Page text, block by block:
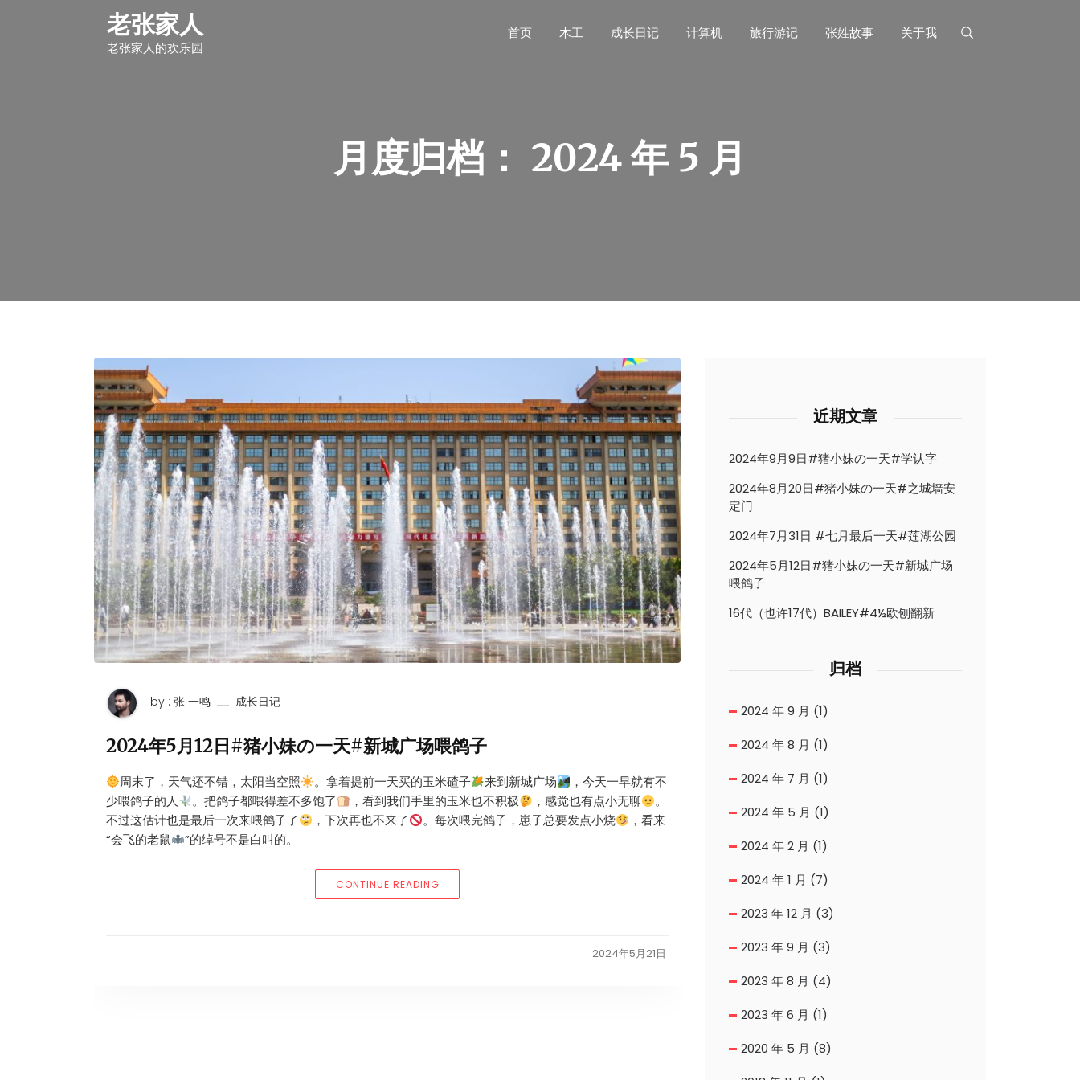
老张家人
老张家人的欢乐园
首页 木工 成长日记 计算机 旅行游记 张姓故事 关于我
月度归档： 2024 年 5 月
by : 张 一鸣 成长日记
2024年5月12日#猪小妹の一天#新城广场喂鸽子
周末了，天气还不错，太阳当空照 。拿着提前一天买的玉米碴子 来到新城广场
，今天一早就有不
少喂鸽子的人
。把鸽子都喂得差不多饱了 ，看到我们手里的玉米也不积极 ，感觉也有点小无聊
。
不过这估计也是最后一次来喂鸽子了
，下次再也不来了 。每次喂完鸽子，崽子总要发点小烧
，看来
“会飞的老鼠
”的绰号不是白叫的。
CONTINUE READING“2024年5月12日#猪小妹の一天#新城广场喂鸽子”
2024年5月21日
近期文章
2024年9月9日#猪小妹の一天#学认字
2024年8月20日#猪小妹の一天#之城墙安
定门
2024年7月31日 #七月最后一天#莲湖公园
2024年5月12日#猪小妹の一天#新城广场
喂鸽子
16代（也许17代）BAILEY#4½欧刨翻新
归档
2024 年 9 月 (1)
2024 年 8 月 (1)
2024 年 7 月 (1)
2024 年 5 月 (1)
2024 年 2 月 (1)
2024 年 1 月 (7)
2023 年 12 月 (3)
2023 年 9 月 (3)
2023 年 8 月 (4)
2023 年 6 月 (1)
2020 年 5 月 (8)